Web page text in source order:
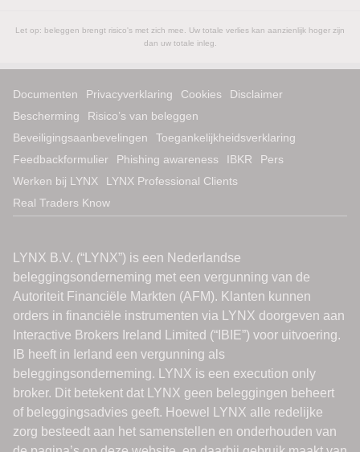
Let op: beleggen brengt risico's met zich mee. Uw totale verlies kan aanzienlijk hoger zijn
dan uw totale inleg.
Documenten Privacyverklaring Cookies
Disclaimer
Bescherming
Risico’s van beleggen
Beveiligingsaanbevelingen
Toegankelijkheidsverklaring
Feedbackformulier
Phishing awareness IBKR
Pers
Werken bij LYNX
LYNX Professional Clients
Real Traders Know